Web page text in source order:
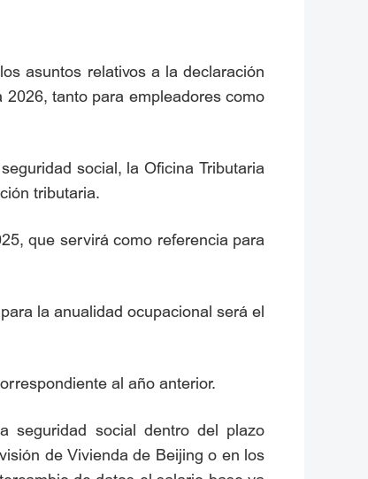
asuntos relativos a la declaración
tanto para empleadores como
social, la Oficina Tributaria
tributaria.
que servirá como referencia para
la anualidad ocupacional será el
al año anterior.
seguridad social dentro del plazo
de Vivienda de Beijing o en los